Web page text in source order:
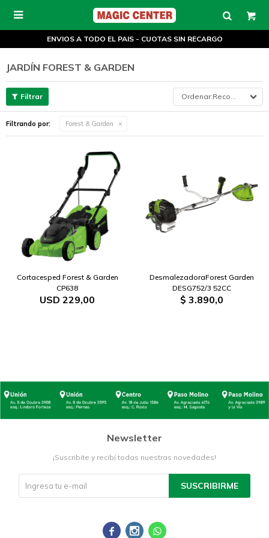

ENVIOS A TODO EL PAIS - CUOTAS SIN RECARGO
JARDÍN FOREST & GARDEN
Recomendados
Filtrando por: Forest & Garden
Cortacesped Forest & Garden
CP638
USD 229,00
DesmalezadoraForest Garden
DESG752/3 52CC
$ 3.890,0
Newsletter
¡Suscribite y recibí todas nuestras novedades!
SUSCRIBIRME
  